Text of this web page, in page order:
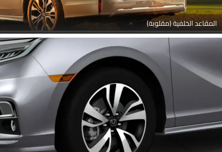
المقاعد الخلفية (مقلوبة)